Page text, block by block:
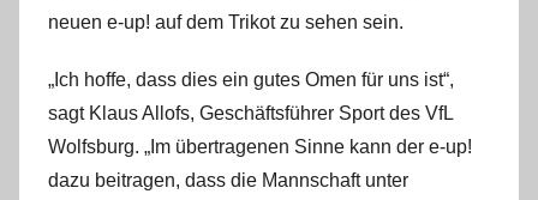
neuen e-up! auf dem Trikot zu sehen sein.
„Ich hoffe, dass dies ein gutes Omen für uns ist“,
sagt Klaus Allofs, Geschäftsführer Sport des VfL
Wolfsburg. „Im übertragenen Sinne kann der e-up!
dazu beitragen, dass die Mannschaft unter